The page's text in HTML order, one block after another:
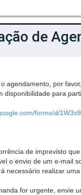
de
agendamento, por
disponibilidade para
forms/d/
de imprevisto
o envio de um e-mail
necessário realizar
for urgente, envie